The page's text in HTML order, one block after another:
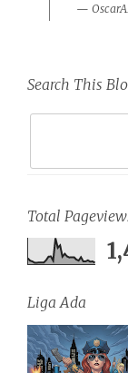
—
Search This
Total
Liga Ada